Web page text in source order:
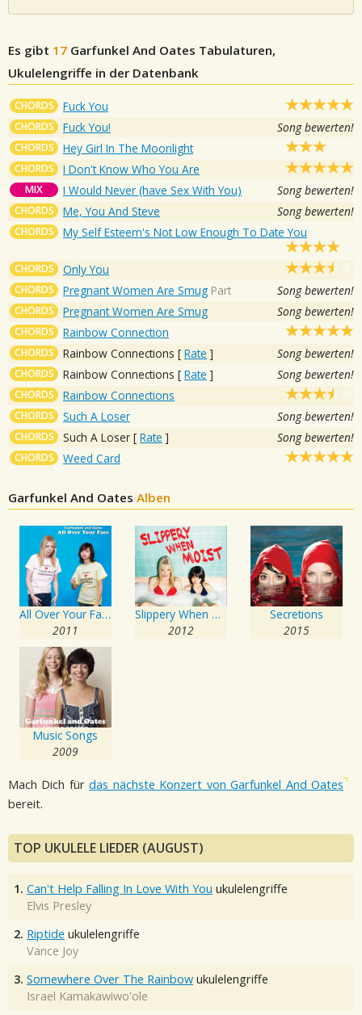
Es gibt 17 Garfunkel And Oates Tabulaturen,
Ukulelengriffe in der Datenbank
CHORDS Fuck You
CHORDS Fuck You! Song bewerten!
CHORDS Hey Girl In The Moonlight
CHORDS I Don't Know Who You Are
MIX I Would Never (have Sex With You) Song bewerten!
CHORDS Me, You And Steve Song bewerten!
CHORDS My Self Esteem's Not Low Enough To Date You
CHORDS Only You
CHORDS Pregnant Women Are Smug Part Song bewerten!
CHORDS Pregnant Women Are Smug Song bewerten!
CHORDS Rainbow Connection
CHORDS Rainbow Connections [ Rate ] Song bewerten!
CHORDS Rainbow Connections [ Rate ] Song bewerten!
CHORDS Rainbow Connections
CHORDS Such A Loser Song bewerten!
CHORDS Such A Loser [ Rate ] Song bewerten!
CHORDS Weed Card
Garfunkel And Oates Alben
All Over Your Face
2011
Slippery When Moist
2012
Secretions
2015
Music Songs
2009
Mach Dich fürdas nächste Konzert von Garfunkel And Oates
bereit.
TOP UKULELE LIEDER (AUGUST)
1. Can't Help Falling In Love With You ukulelengriffe
Elvis Presley
2. Riptide ukulelengriffe
Vance Joy
3. Somewhere Over The Rainbow ukulelengriffe
Israel Kamakawiwo'ole